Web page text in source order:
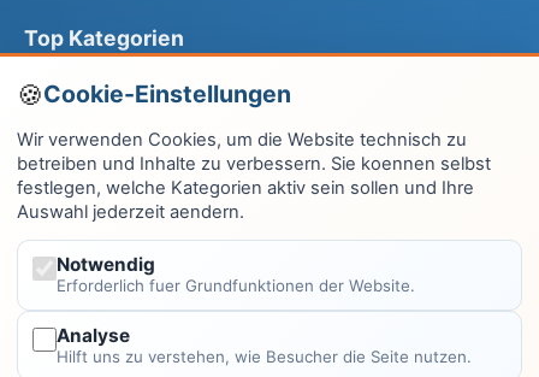
Top Kategorien
Computer & EDV
Haus & Garten
Fitness & Gesundheit
Wissen & Lernen
Finanzen
Rechtliches
Cookie-Einstellungen
Wir verwenden Cookies, um die Website technisch zu
betreiben und Inhalte zu verbessern. Sie koennen selbst
festlegen, welche Kategorien aktiv sein sollen und Ihre
Auswahl jederzeit aendern.
Notwendig
Erforderlich fuer Grundfunktionen der Website.
Analyse
Hilft uns zu verstehen, wie Besucher die Seite nutzen.